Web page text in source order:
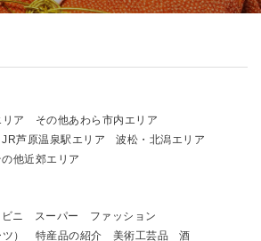
ア
その他あわら市内エリア
JR芦原温泉駅エリア
波松・北潟エリア
の他近郊エリア
ニ スーパー
ファッション
）
特産品の紹介 美術工芸品
酒